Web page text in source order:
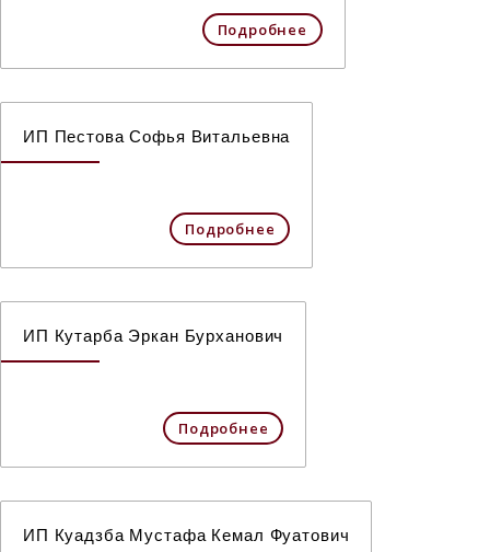
Подробнее
ИП Пестова Софья Витальевна
Подробнее
ИП Кутарба Эркан Бурханович
Подробнее
ИП Куадзба Мустафа Кемал Фуатович